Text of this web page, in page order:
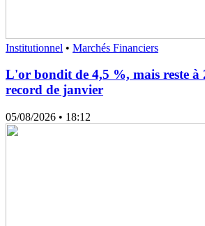
Institutionnel • Marchés Financiers
L'or bondit de 4,5 %, mais reste à
record de janvier
05/08/2026 • 18:12